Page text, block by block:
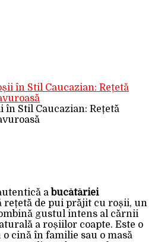
în Stil Caucazian: Rețetă
a bucătăriei
rețetă de pui prăjit cu roșii, un
gustul intens al cărnii
a roșiilor coapte. Este o
cină în familie sau o masă